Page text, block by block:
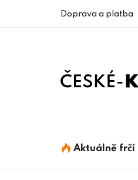
Doprava a platba
Aktuálně frčí